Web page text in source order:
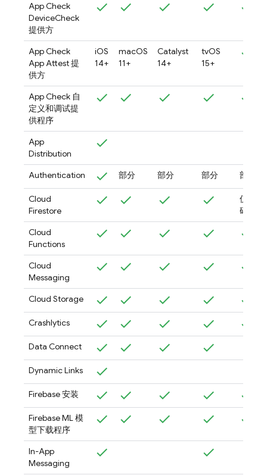
App Check
DeviceCheck
提供方
App Check
App Attest 提
供方
iOS
14+
macOS
11+
Catalyst
14+
tvOS
15+
App Check 自
定义和调试提
供程序
App
Distribution
Authentication
部分 部分 部分 部分
Cloud
Firestore
仅限源
码发行
Cloud
Functions
Cloud
Messaging
Cloud Storage
Crashlytics
Data Connect
Dynamic Links
Firebase安装
Firebase ML模
型下载程序
In-App
Messaging